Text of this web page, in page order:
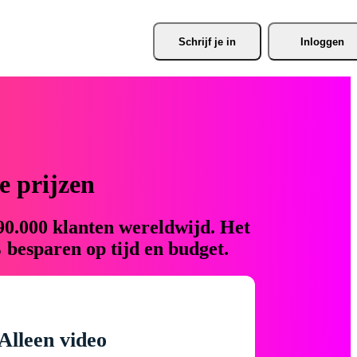
Schrijf je in Inloggen
prijzen
klanten wereldwijd. Het
op tijd en budget.
video